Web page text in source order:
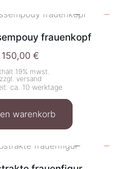
frauenkopf
150,00 €
19% mwst.
zzgl. versand
ca. 10 werktage
warenkorb